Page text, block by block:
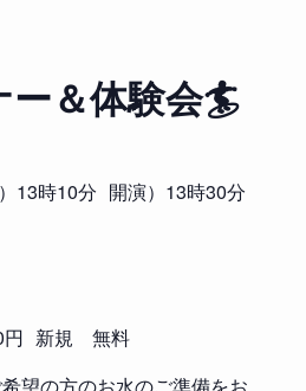
＆体験会🏄
13時10分 開演）13時30分
円 新規 無料